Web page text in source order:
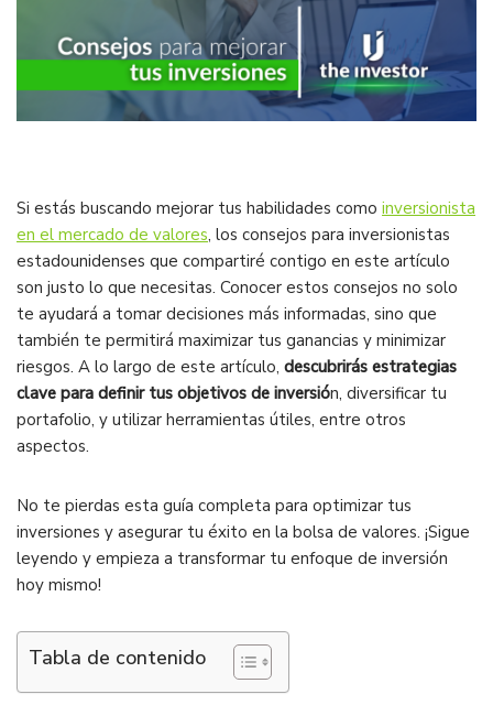
Si estás buscando mejorar tus habilidades como inversionista
en el mercado de valores, los consejos para inversionistas
estadounidenses que compartiré contigo en este artículo
son justo lo que necesitas. Conocer estos consejos no solo
te ayudará a tomar decisiones más informadas, sino que
también te permitirá maximizar tus ganancias y minimizar
riesgos. A lo largo de este artículo, descubrirás estrategias
clave para definir tus objetivos de inversión, diversificar tu
portafolio, y utilizar herramientas útiles, entre otros
aspectos.
No te pierdas esta guía completa para optimizar tus
inversiones y asegurar tu éxito en la bolsa de valores. ¡Sigue
leyendo y empieza a transformar tu enfoque de inversión
hoy mismo!
Tabla de contenido